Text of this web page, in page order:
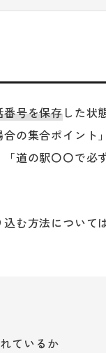
番号を保存した状
の集合ポイント
道の駅〇〇で必
む方法については
ているか